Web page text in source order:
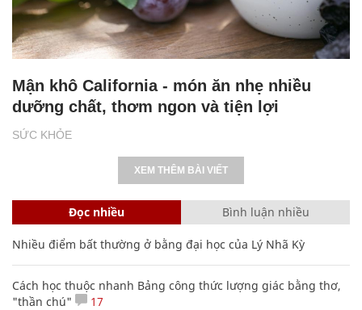
SỨC KHỎE
Mận khô California - món ăn nhẹ nhiều
dưỡng chất, thơm ngon và tiện lợi
XEM THÊM BÀI VIẾT
Đọc nhiều Bình luận nhiều
Nhiều điểm bất thường ở bằng đại học của Lý Nhã Kỳ
Cách học thuộc nhanh Bảng công thức lượng giác bằng thơ,
"thần chú"
17